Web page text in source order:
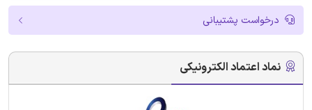
درخواست پشتیبانی
نماد اعتماد الکترونیکی